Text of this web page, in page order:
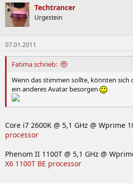
Techtrancer
Urgestein
07.01.2011
Fatima schrieb:
Wenn das stimmen sollte, könnten sich
ein anderes Avatar besorgen
Core i7 2600K @ 5,1 GHz @ Wprime
processor
Phenom II 1100T @ 5,1 GHz @
X6 1100T BE processor